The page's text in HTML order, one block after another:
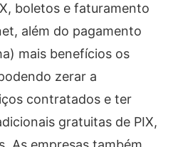
boletos e faturamento
além do pagamento
mais benefícios os
zerar a
contratados e ter
gratuitas de PIX,